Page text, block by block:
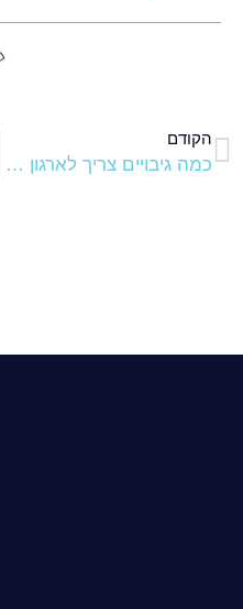
הקודם
כמה גיבויים צריך לארגון בפועל?